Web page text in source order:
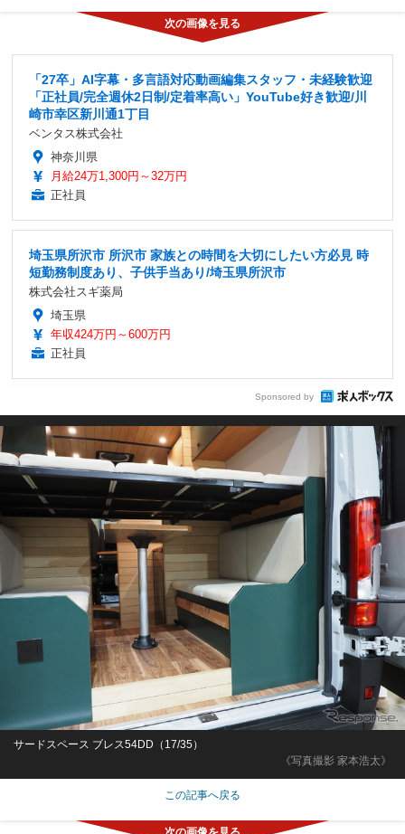
「27卒」AI字幕・多言語対応動画編集スタッフ・未経験歓迎
「正社員/完全週休2日制/定着率高い」YouTube好き歓迎/川
崎市幸区新川通1丁目
ベンタス株式会社
神奈川県
月給24万1,300円～32万円
正社員
埼玉県所沢市 所沢市 家族との時間を大切にしたい方必見 時
短勤務制度あり、子供手当あり/埼玉県所沢市
株式会社スギ薬局
埼玉県
年収424万円～600万円
正社員
Sponsored by
《写真撮影 家本浩太》
サードスペース ブレス54DD（17/35）
この記事へ戻る